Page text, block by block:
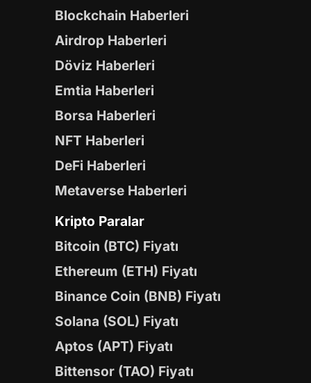
Blockchain Haberleri
Airdrop Haberleri
Döviz Haberleri
Emtia Haberleri
Borsa Haberleri
NFT Haberleri
DeFi Haberleri
Metaverse Haberleri
Kripto Paralar
Bitcoin (BTC) Fiyatı
Ethereum (ETH) Fiyatı
Binance Coin (BNB) Fiyatı
Solana (SOL) Fiyatı
Aptos (APT) Fiyatı
Bittensor (TAO) Fiyatı